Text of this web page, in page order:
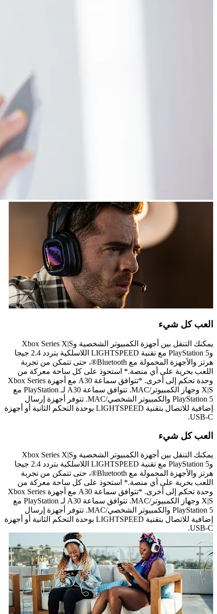
العب كل شيء
يمكنك التنقل بين أجهزة الكمبيوتر الشخصية وXbox Series X|S
وPlayStation 5 مع تقنية LIGHTSPEED اللاسلكية بتردد 2.4 جيجا
هرتز والأجهزة المحمولة مع Bluetooth®، حتى تتمكن من تجربة
اللعب بحرية على أي منصة.* استحوذ على كل ساحة معركة من
وحدة تحكم إلى أخرى. *تتوافق سماعة A30 مع أجهزة Xbox Series
X|S وجهاز الكمبيوتر/MAC. تتوافق سماعة A30 لـ PlayStation مع
PlayStation 5 والكمبيوتر الشخصي/MAC. تتوفر أجهزة إرسال
إضافية للاتصال بتقنية LIGHTSPEED بوحدة التحكم الثانية أو أجهزة
USB-C.
العب كل شيء
يمكنك التنقل بين أجهزة الكمبيوتر الشخصية وXbox Series X|S
وPlayStation 5 مع تقنية LIGHTSPEED اللاسلكية بتردد 2.4 جيجا
هرتز والأجهزة المحمولة مع Bluetooth®، حتى تتمكن من تجربة
اللعب بحرية على أي منصة.* استحوذ على كل ساحة معركة من
وحدة تحكم إلى أخرى. *تتوافق سماعة A30 مع أجهزة Xbox Series
X|S وجهاز الكمبيوتر/MAC. تتوافق سماعة A30 لـ PlayStation مع
PlayStation 5 والكمبيوتر الشخصي/MAC. تتوفر أجهزة إرسال
إضافية للاتصال بتقنية LIGHTSPEED بوحدة التحكم الثانية أو أجهزة
USB-C.